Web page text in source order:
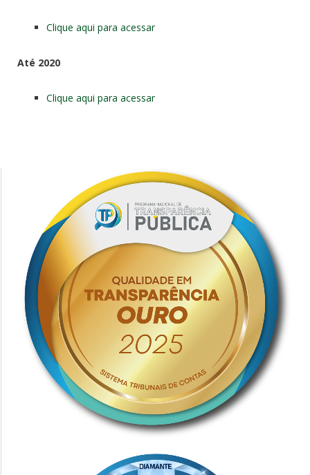
Clique aqui para acessar
Até 2020
Clique aqui para acessar